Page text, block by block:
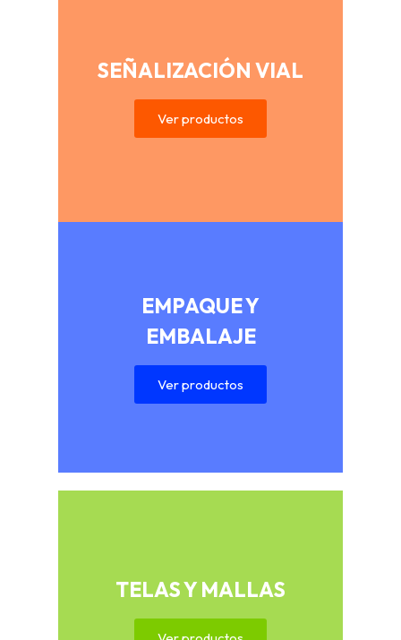
SEÑALIZACIÓN VIAL
Ver productos
EMPAQUE Y
EMBALAJE
Ver productos
TELAS Y MALLAS